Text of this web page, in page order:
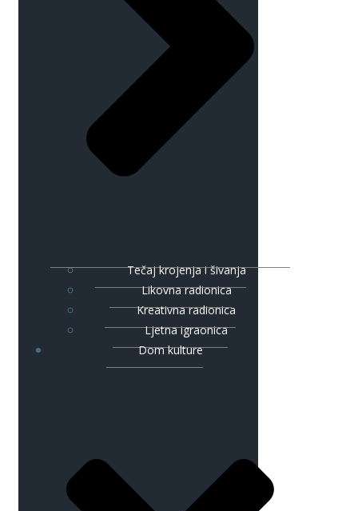
Tečaj krojenja i šivanja
Likovna radionica
Kreativna radionica
Ljetna igraonica
Dom kulture